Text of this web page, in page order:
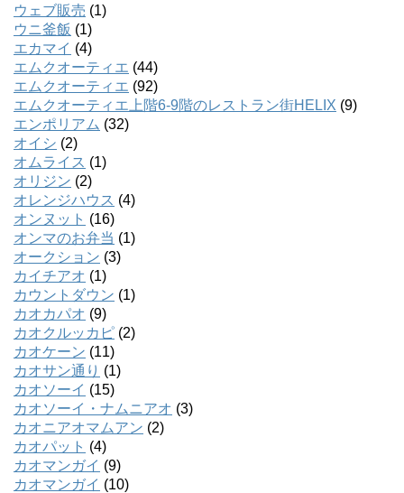
ウェブ販売 (1)
ウニ釜飯 (1)
エカマイ (4)
エムクオーティエ (44)
エムクオーティエ (92)
エムクオーティエ上階6-9階のレストラン街HELIX (9)
エンポリアム (32)
オイシ (2)
オムライス (1)
オリジン (2)
オレンジハウス (4)
オンヌット (16)
オンマのお弁当 (1)
オークション (3)
カイチアオ (1)
カウントダウン (1)
カオカパオ (9)
カオクルッカピ (2)
カオケーン (11)
カオサン通り (1)
カオソーイ (15)
カオソーイ・ナムニアオ (3)
カオニアオマムアン (2)
カオパット (4)
カオマンガイ (9)
カオマンガイ (10)